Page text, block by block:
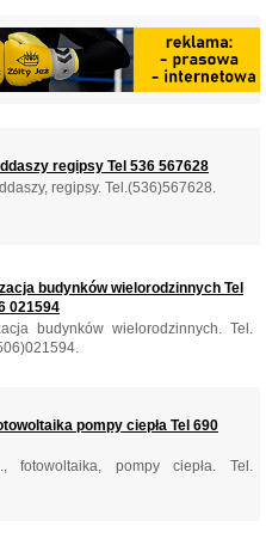
regipsy Tel 536 567628
regipsy. Tel.(536)567628.
budynków wielorodzinnych Tel
021594
budynków wielorodzinnych. Tel.
pompy ciepła Tel 690
fotowoltaika, pompy ciepła. Tel.